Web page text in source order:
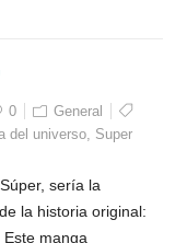
0
General
del universo
Super
sería la
la historia original:
Este manga